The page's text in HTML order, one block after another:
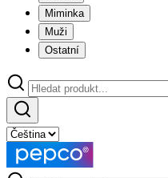
Miminka
Muži
Ostatní